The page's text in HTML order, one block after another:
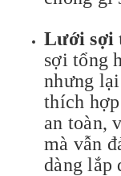
Lưới sợi
sợi tổng
nhưng
thích
an toàn,
mà vẫn
dàng lắp